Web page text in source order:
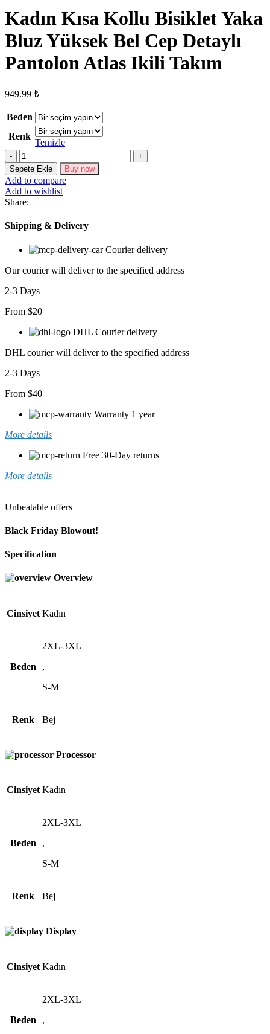
Kadın Kısa Kollu Bisiklet Yaka
Bluz Yüksek Bel Cep Detaylı
Pantolon Atlas Ikili Takım
949.99 ₺
Beden
Renk
Temizle
Kadın
Kısa
Kollu
Bisiklet
Yaka
Bluz
Yüksek
Bel
Detaylı
Atlas
Takım
adet
Sepete Ekle Buy now
Add to compare
Add to wishlist
Share:
Shipping & Delivery
Courier delivery
Our courier will deliver to the specified address
2-3 Days
From $20
DHL Courier delivery
DHL courier will deliver to the specified address
2-3 Days
From $40
Warranty 1 year
More details
Free 30-Day returns
More details
Unbeatable offers
Black Friday Blowout!
Specification
Overview
Cinsiyet Kadın
Beden
2XL-3XL
,
S-M
Renk Bej
Processor
Cinsiyet Kadın
Beden
2XL-3XL
,
S-M
Renk Bej
Display
Cinsiyet Kadın
Beden
2XL-3XL
,